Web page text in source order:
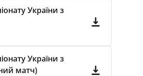
України з
України з
матч)